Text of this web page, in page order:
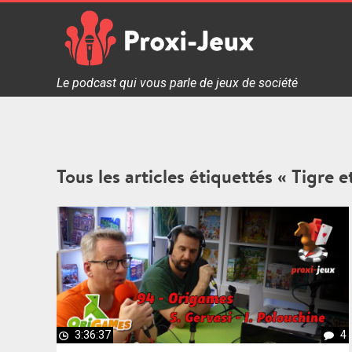
Proxi Jeux - Le podcast qui vous parle de jeux de
Le podcast qui vous parle de jeux de société
Tous les articles étiquettés « Tigre
3:36:37 4